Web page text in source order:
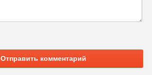
Отправить комментарий